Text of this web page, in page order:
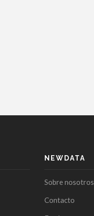
NEWDATA
Sobre nosotros
Contacto